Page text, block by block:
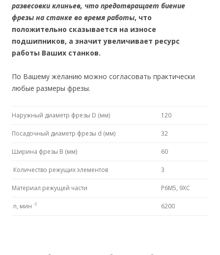
развесовки клиньев, что предотвращает биение
фрезы на станке во время работы, что
положительно сказывается на износе
подшипников, а значит увеличивает ресурс
работы Ваших станков.
По Вашему желанию можно согласовать практически
любые размеры фрезы.
Наружный диаметр фрезы D (мм) 120
Посадочный диаметр фрезы d (мм) 32
Ширина фрезы B (мм) 60
Количество режущих элементов 3
Материал режущей части P6M5, 9ХС
n, мин -1 6200